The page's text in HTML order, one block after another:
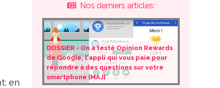
en
Nos derniers articles:
DOSSIER - On a testé Opinion Rewards
de Google, l'appli qui vous paie pour
répondre à des questions sur votre
smartphone [MAJ]